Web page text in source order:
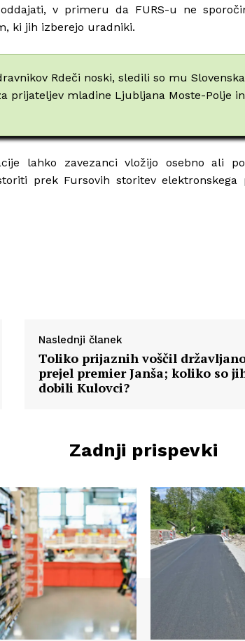
v primeru da FURS-u ne
ki jih izberejo uradniki.
Rdeči noski, sledili so mu Slovenska
prijateljev mladine Ljubljana Moste-Polje in
lahko zavezanci vložijo osebno ali
prek Fursovih storitev elektronskega
Naslednji članek
Toliko prijaznih voščil
prejel premier Janša; koliko so
dobili Kulovci?
Zadnji prispevki